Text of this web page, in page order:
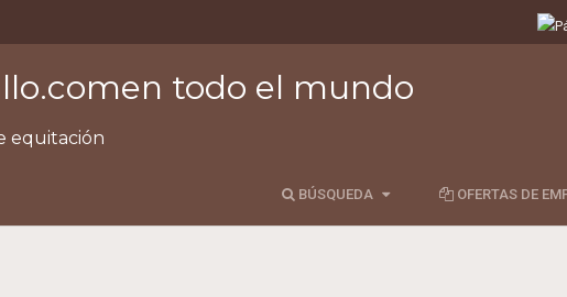
todo el mundo
equitación
BÚSQUEDA
BÚSQUEDA OFERTAS DE